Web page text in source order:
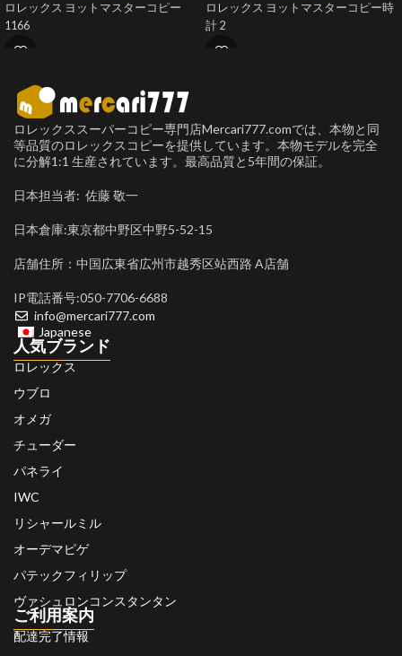
ロレックス ヨットマスターコピー
1166
ロレックス ヨットマスターコピー時
計 2
ロレックススーパーコピー専門店Mercari777.comでは、本物と同
等品質のロレックスコピーを提供しています。本物モデルを完全
に分解1:1 生産されています。最高品質と5年間の保証。
日本担当者: 佐藤 敬一
日本倉庫:東京都中野区中野5-52-15
店舗住所：中国広東省広州市越秀区站西路 A店舗
IP電話番号:050-7706-6688
info@mercari777.com
Japanese
人気ブランド
ロレックス
ウブロ
オメガ
チューダー
パネライ
IWC
リシャールミル
オーデマピゲ
パテックフィリップ
ヴァシュロンコンスタンタン
ご利用案内
配達完了情報